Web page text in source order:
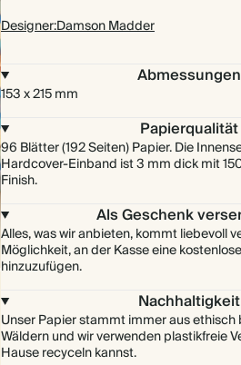
Designer:Damson Madder
Abmessungen
153 x 215 mm
Papierqualität
96 Blätter (192 Seiten) Papier. Die
Hardcover-Einband ist 3 mm dick mit
Finish.
Als Geschenk
Alles, was wir anbieten, kommt liebevoll
Möglichkeit, an der Kasse eine
hinzuzufügen.
Nachhaltigkeit
Unser Papier stammt immer aus
Wäldern und wir verwenden plastikfreie
Hause recyceln kannst.